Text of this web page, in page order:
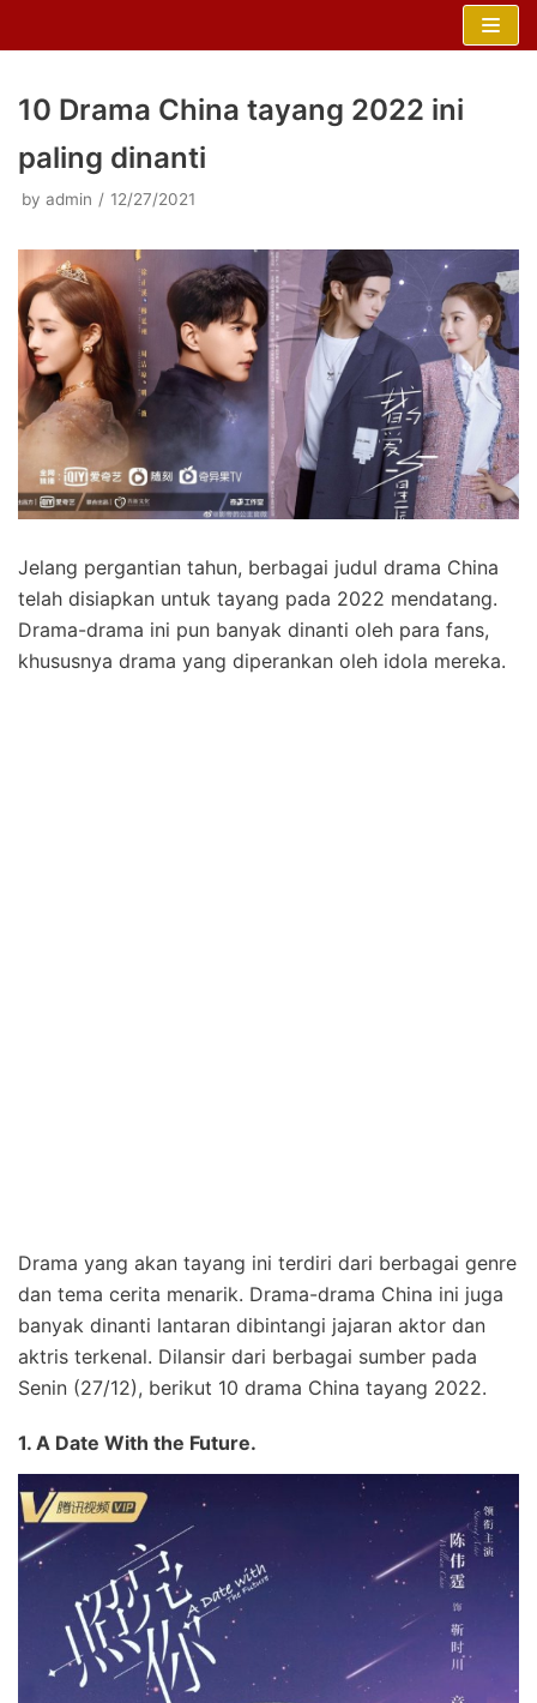
10 Drama China tayang 2022 ini
paling dinanti
by admin 12/27/2021
Jelang pergantian tahun, berbagai judul drama China
telah disiapkan untuk tayang pada 2022 mendatang.
Drama-drama ini pun banyak dinanti oleh para fans,
khususnya drama yang diperankan oleh idola mereka.
Drama yang akan tayang ini terdiri dari berbagai genre
dan tema cerita menarik. Drama-drama China ini juga
banyak dinanti lantaran dibintangi jajaran aktor dan
aktris terkenal. Dilansir dari berbagai sumber pada
Senin (27/12), berikut 10 drama China tayang 2022.
1. A Date With the Future.